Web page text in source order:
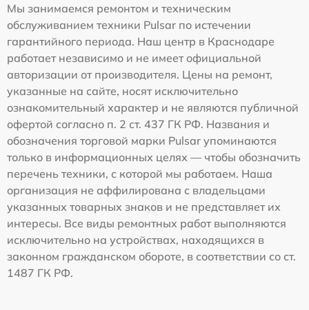
Мы занимаемся ремонтом и техническим
обслуживанием техники Pulsar по истечении
гарантийного периода. Наш центр в Краснодаре
работает независимо и не имеет официальной
авторизации от производителя. Цены на ремонт,
указанные на сайте, носят исключительно
ознакомительный характер и не являются публичной
офертой согласно п. 2 ст. 437 ГК РФ. Названия и
обозначения торговой марки Pulsar упоминаются
только в информационных целях — чтобы обозначить
перечень техники, с которой мы работаем. Наша
организация не аффилирована с владельцами
указанных товарных знаков и не представляет их
интересы. Все виды ремонтных работ выполняются
исключительно на устройствах, находящихся в
законном гражданском обороте, в соответствии со ст.
1487 ГК РФ.